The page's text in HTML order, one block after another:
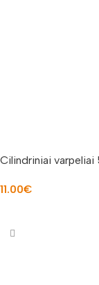
Cilindriniai varpeliai
11.00€